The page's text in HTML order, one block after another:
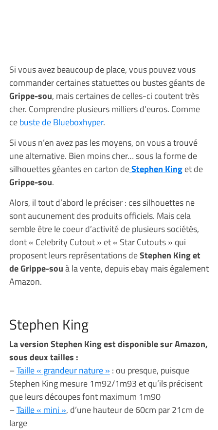
Si vous avez beaucoup de place, vous pouvez vous
commander certaines statuettes ou bustes géants de
Grippe-sou, mais certaines de celles-ci coutent très
cher. Comprendre plusieurs milliers d’euros. Comme
cebuste de Blueboxhyper.
Si vous n’en avez pas les moyens, on vous a trouvé
une alternative. Bien moins cher… sous la forme de
silhouettes géantes en carton deStephen Kinget de
Grippe-sou.
Alors, il tout d’abord le préciser : ces silhouettes ne
sont aucunement des produits officiels. Mais cela
semble être le coeur d’activité de plusieurs sociétés,
dont « Celebrity Cutout » et « Star Cutouts » qui
proposent leurs représentations deStephen King et
de Grippe-souà la vente, depuis ebay mais également
Amazon.
Stephen King
La version Stephen King est disponible sur Amazon,
sous deux tailles :
–Taille « grandeur nature » : ou presque, puisque
Stephen King mesure 1m92/1m93 et qu’ils précisent
que leurs découpes font maximum 1m90
–Taille « mini », d’une hauteur de 60cm par 21cm de
large